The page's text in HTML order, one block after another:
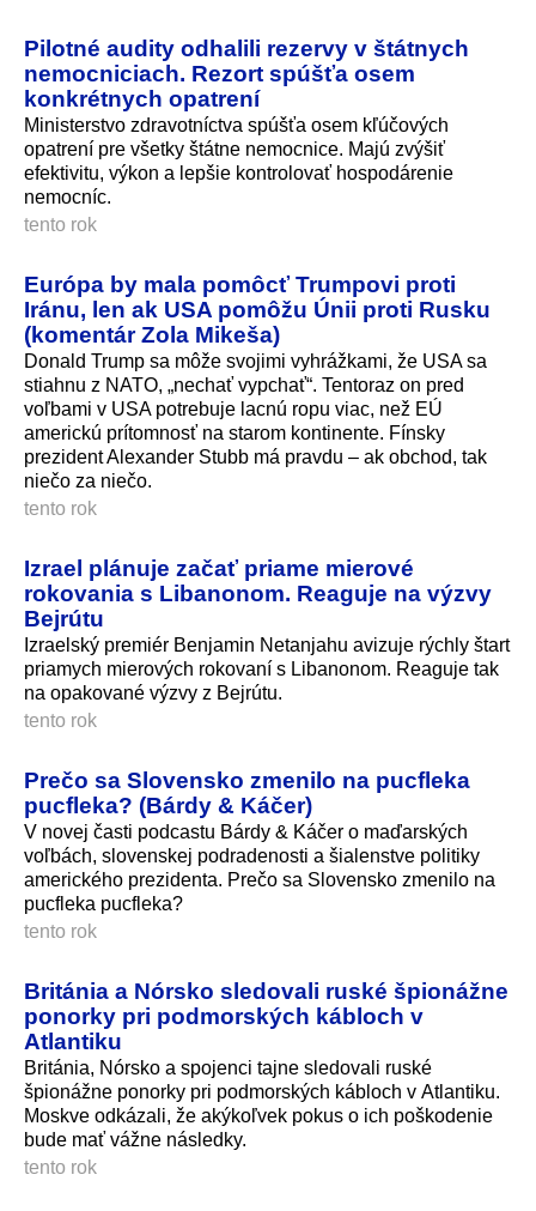
Pilotné audity odhalili rezervy v štátnych
nemocniciach. Rezort spúšťa osem
konkrétnych opatrení
Ministerstvo zdravotníctva spúšťa osem kľúčových
opatrení pre všetky štátne nemocnice. Majú zvýšiť
efektivitu, výkon a lepšie kontrolovať hospodárenie
nemocníc.
tento rok
Európa by mala pomôcť Trumpovi proti
Iránu, len ak USA pomôžu Únii proti Rusku
(komentár Zola Mikeša)
Donald Trump sa môže svojimi vyhrážkami, že USA sa
stiahnu z NATO, „nechať vypchať“. Tentoraz on pred
voľbami v USA potrebuje lacnú ropu viac, než EÚ
americkú prítomnosť na starom kontinente. Fínsky
prezident Alexander Stubb má pravdu – ak obchod, tak
niečo za niečo.
tento rok
Izrael plánuje začať priame mierové
rokovania s Libanonom. Reaguje na výzvy
Bejrútu
Izraelský premiér Benjamin Netanjahu avizuje rýchly štart
priamych mierových rokovaní s Libanonom. Reaguje tak
na opakované výzvy z Bejrútu.
tento rok
Prečo sa Slovensko zmenilo na pucfleka
pucfleka? (Bárdy & Káčer)
V novej časti podcastu Bárdy & Káčer o maďarských
voľbách, slovenskej podradenosti a šialenstve politiky
amerického prezidenta. Prečo sa Slovensko zmenilo na
pucfleka pucfleka?
tento rok
Británia a Nórsko sledovali ruské špionážne
ponorky pri podmorských kábloch v
Atlantiku
Británia, Nórsko a spojenci tajne sledovali ruské
špionážne ponorky pri podmorských kábloch v Atlantiku.
Moskve odkázali, že akýkoľvek pokus o ich poškodenie
bude mať vážne následky.
tento rok